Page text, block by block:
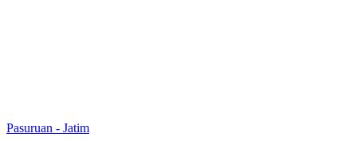
Pasuruan - Jatim